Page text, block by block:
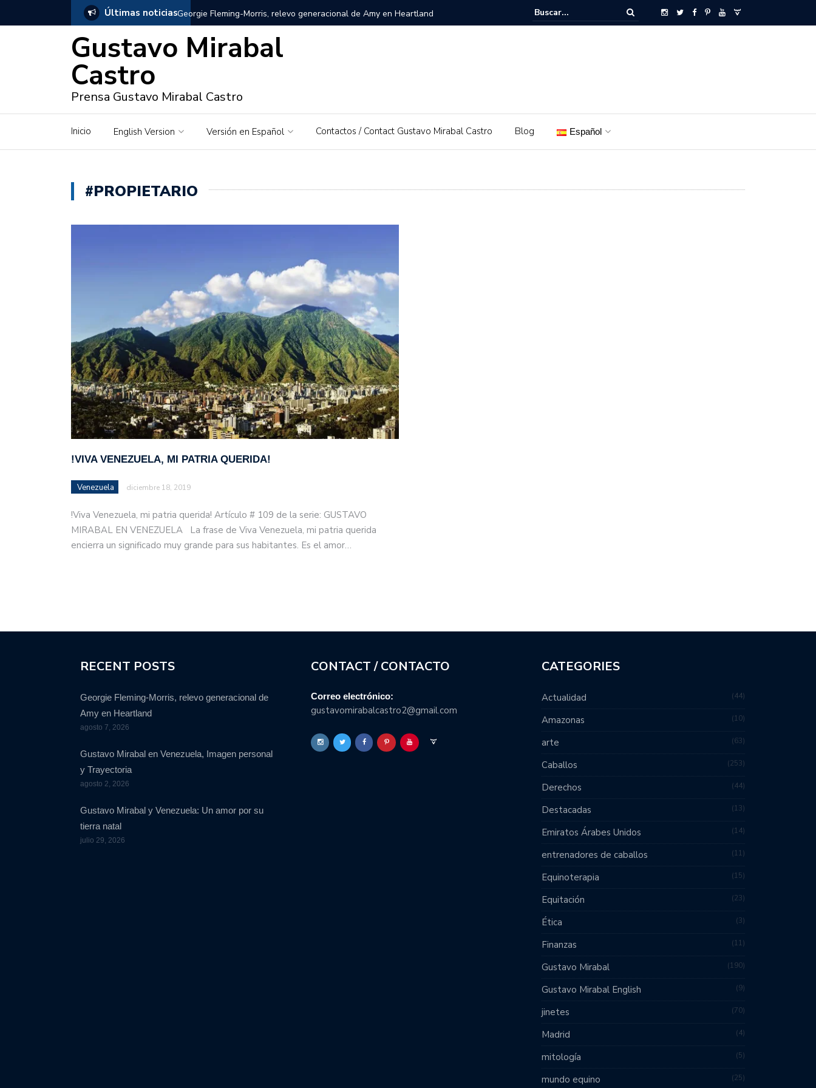
Últimas noticiasGeorgie Fleming-Morris, relevo generacional de Amy en Heartland
Gustavo Mirabal en Venezuela, Imagen personal y Trayectoria
Gustavo Mirabal en la mira – El Piedrazo: Un modelo de éxito integral y valores
inquebrantables
Gustavo Mirabal Bustillos, el padre de Gustavo Mirabal
Qwen.ai para Empresas: Guía de Herramientas y Casos de Uso Prácticos en
José Ortiz el jinete de Puerto Rico que irá al Derby 2019
Gustavo Mirabal
Castro
Prensa Gustavo Mirabal Castro
Inicio English Version Versión en Español Contactos / Contact Gustavo Mirabal Castro Blog Español
#PROPIETARIO
!VIVA VENEZUELA, MI PATRIA QUERIDA!
Venezuela diciembre 18, 2019
!Viva Venezuela, mi patria querida! Artículo # 109 de la serie: GUSTAVO
MIRABAL EN VENEZUELA La frase de Viva Venezuela, mi patria querida
encierra un significado muy grande para sus habitantes. Es el amor…
RECENT POSTS
Georgie Fleming-Morris, relevo generacional de
Amy en Heartland
agosto 7, 2026
Gustavo Mirabal en Venezuela, Imagen personal
y Trayectoria
agosto 2, 2026
Gustavo Mirabal y Venezuela: Un amor por su
tierra natal
julio 29, 2026
CONTACT / CONTACTO
Correo electrónico:
gustavomirabalcastro2@gmail.com
CATEGORIES
Actualidad 44
Amazonas 10
arte 63
Caballos 253
Derechos 44
Destacadas 13
Emiratos Árabes Unidos 14
entrenadores de caballos 11
Equinoterapia 15
Equitación 23
Ética 3
Finanzas 11
Gustavo Mirabal 190
Gustavo Mirabal English 9
jinetes 70
Madrid 4
mitología 5
mundo equino 25